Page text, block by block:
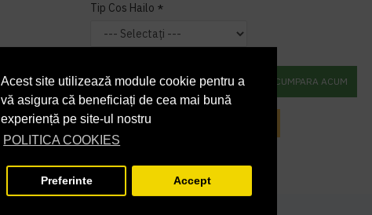
Acest site utilizează module cookie pentru a
vă asigura că beneficiați de cea mai bună
experiență pe site-ul nostru
POLITICA COOKIES
Preferinte Accept
Tip Cos Hailo
ADAUGĂ ÎN COŞ CUMPARA ACUM
INTREABA DESPRE ACEST PRODUS